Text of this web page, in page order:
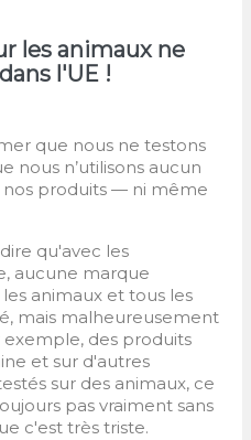
les animaux ne
l'UE !
que nous ne testons
nous n’utilisons aucun
nos produits — ni même
qu'avec les
aucune marque
animaux et tous les
mais malheureusement
exemple, des produits
et sur d'autres
sur des animaux, ce
pas vraiment sans
c'est très triste.